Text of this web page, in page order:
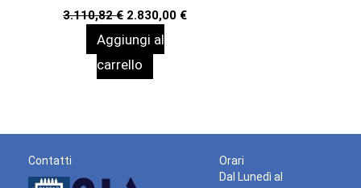
3.110,82€ Il
prezzo
originale
3.110,82 €.
2.830,00 €Il
prezzo
Aggiungi al
carrello
Contatti
Orari
Dal Lunedì al